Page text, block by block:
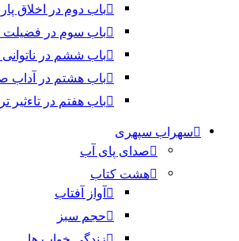
باب دوم در اخلاق
باب سوم در فضیلت
باب ششم در ناتوانى
باب هشتم در آداب
باب هفتم در تاءثیر
سهراب سپهری
صدای پای آب
هشت کتاب
آواز آفتاب
حجم سبز